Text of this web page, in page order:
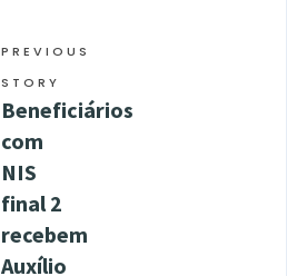
PREVIOUS
STORY
Beneficiários
com
NIS
final 2
recebem
Auxílio